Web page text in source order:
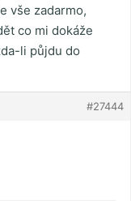
vše zadarmo,
co mi dokáže
li půjdu do
#27444